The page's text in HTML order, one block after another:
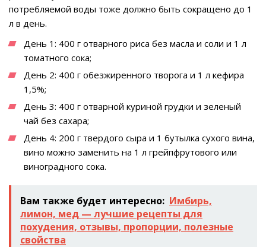
потребляемой воды тоже должно быть сокращено до 1
л в день.
День 1: 400 г отварного риса без масла и соли и 1 л
томатного сока;
День 2: 400 г обезжиренного творога и 1 л кефира
1,5%;
День 3: 400 г отварной куриной грудки и зеленый
чай без сахара;
День 4: 200 г твердого сыра и 1 бутылка сухого вина,
вино можно заменить на 1 л грейпфрутового или
виноградного сока.
Вам также будет интересно: Имбирь,
лимон, мед — лучшие рецепты для
похудения, отзывы, пропорции, полезные
свойства